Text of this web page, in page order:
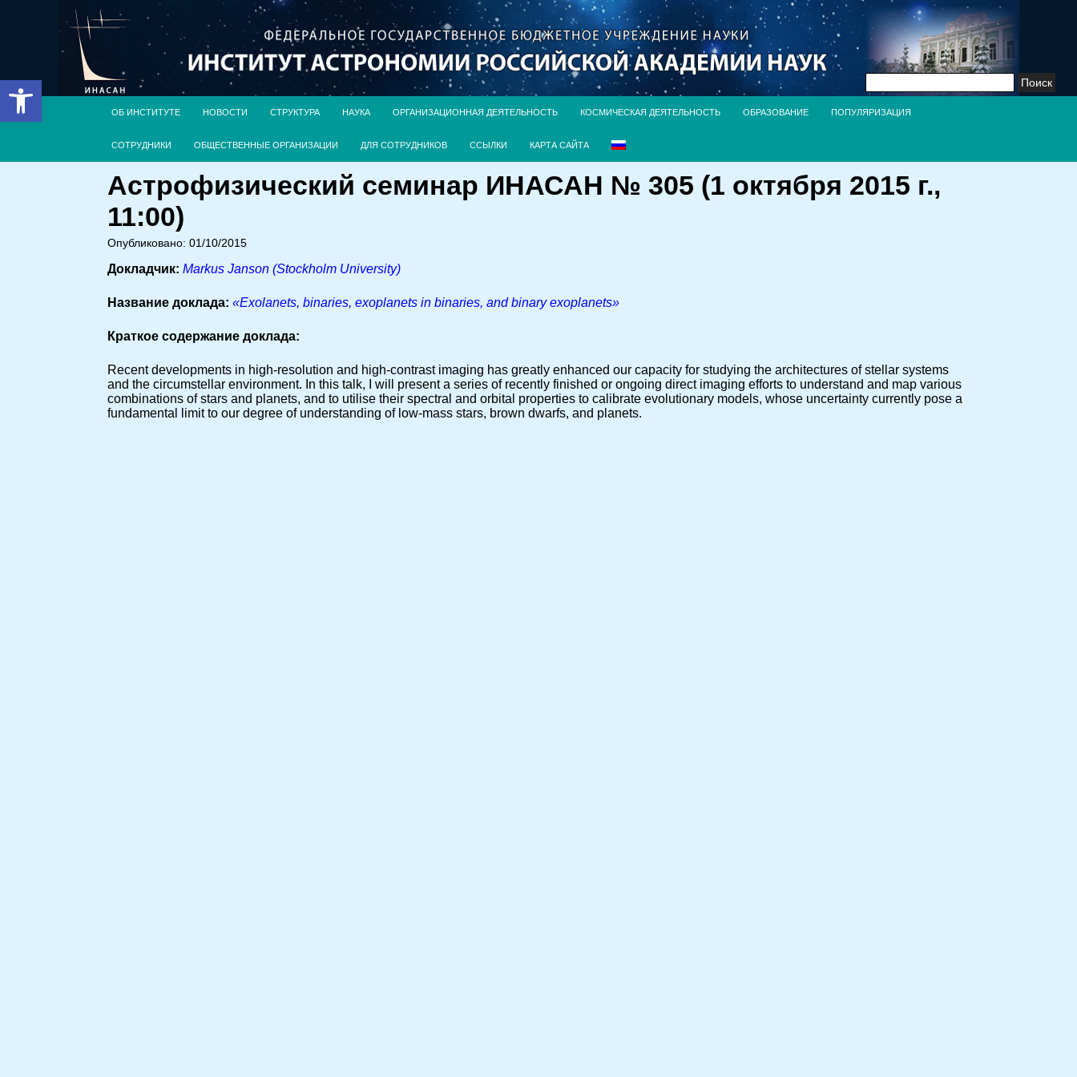
Открыть панель инструментов Найти:
ОБ ИНСТИТУТЕ НОВОСТИ СТРУКТУРА НАУКА ОРГАНИЗАЦИОННАЯ ДЕЯТЕЛЬНОСТЬ КОСМИЧЕСКАЯ ДЕЯТЕЛЬНОСТЬ ОБРАЗОВАНИЕ ПОПУЛЯРИЗАЦИЯ
СОТРУДНИКИ ОБЩЕСТВЕННЫЕ ОРГАНИЗАЦИИ ДЛЯ СОТРУДНИКОВ ССЫЛКИ КАРТА САЙТА
Астрофизический семинар ИНАСАН № 305 (1 октября 2015 г.,
11:00)
Опубликовано: 01/10/2015
Докладчик: Markus Janson (Stockholm University)
Название доклада: «Exolanets, binaries, exoplanets in binaries, and binary exoplanets»
Краткое содержание доклада:
Recent developments in high-resolution and high-contrast imaging has greatly enhanced our capacity for studying the architectures of stellar systems
and the circumstellar environment. In this talk, I will present a series of recently finished or ongoing direct imaging efforts to understand and map various
combinations of stars and planets, and to utilise their spectral and orbital properties to calibrate evolutionary models, whose uncertainty currently pose a
fundamental limit to our degree of understanding of low-mass stars, brown dwarfs, and planets.